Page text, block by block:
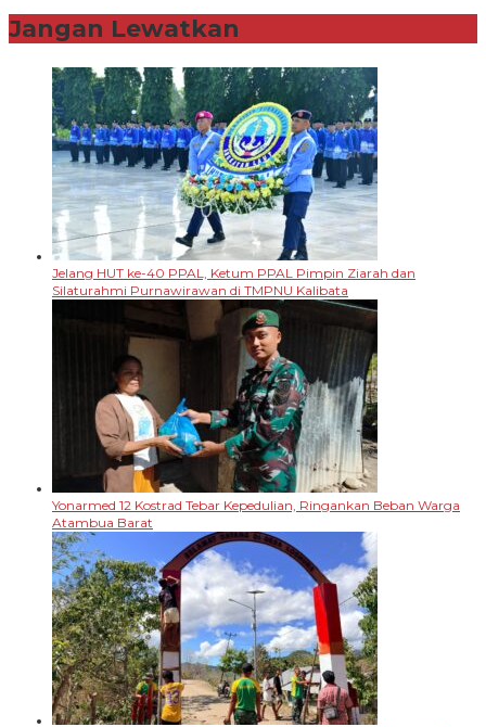
Jangan Lewatkan
Jelang HUT ke-40 PPAL, Ketum PPAL Pimpin Ziarah dan
Silaturahmi Purnawirawan di TMPNU Kalibata
Yonarmed 12 Kostrad Tebar Kepedulian, Ringankan Beban Warga
Atambua Barat